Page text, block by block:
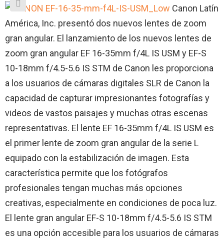
Canon Latín
América, Inc. presentó dos nuevos lentes de zoom
gran angular. El lanzamiento de los nuevos lentes de
zoom gran angular EF 16-35mm f/4L IS USM y EF-S
10-18mm f/4.5-5.6 IS STM de Canon les proporciona
a los usuarios de cámaras digitales SLR de Canon la
capacidad de capturar impresionantes fotografías y
videos de vastos paisajes y muchas otras escenas
representativas. El lente EF 16-35mm f/4L IS USM es
el primer lente de zoom gran angular de la serie L
equipado con la estabilización de imagen. Esta
característica permite que los fotógrafos
profesionales tengan muchas más opciones
creativas, especialmente en condiciones de poca luz.
El lente gran angular EF-S 10-18mm f/4.5-5.6 IS STM
es una opción accesible para los usuarios de cámaras